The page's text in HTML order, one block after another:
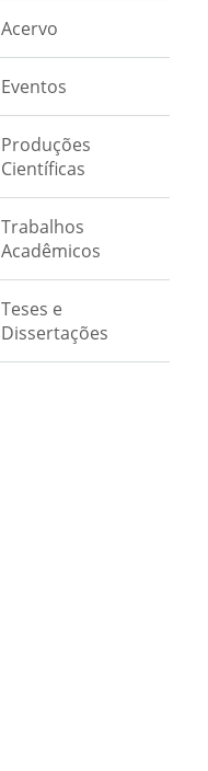
Acervo
Eventos
Produções
Científicas
Trabalhos
Acadêmicos
Teses e
Dissertações